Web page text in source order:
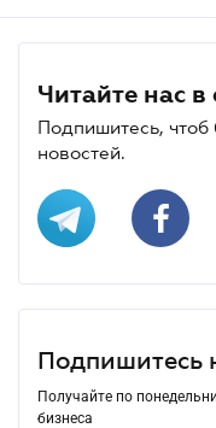
Читайте нас в
Подпишитесь, чтоб
новостей.
Подпишитесь
Получайте по
бизнеса